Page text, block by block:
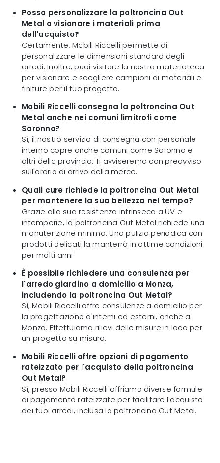
Posso personalizzare la poltroncina Out
Metal o visionare i materiali prima
dell'acquisto?
Certamente, Mobili Riccelli permette di
personalizzare le dimensioni standard degli
arredi. Inoltre, puoi visitare la nostra materioteca
per visionare e scegliere campioni di materiali e
finiture per il tuo progetto.
Mobili Riccelli consegna la poltroncina Out
Metal anche nei comuni limitrofi come
Saronno?
Sì, il nostro servizio di consegna con personale
interno copre anche comuni come Saronno e
altri della provincia. Ti avviseremo con preavviso
sull'orario di arrivo della merce.
Quali cure richiede la poltroncina Out Metal
per mantenere la sua bellezza nel tempo?
Grazie alla sua resistenza intrinseca a UV e
intemperie, la poltroncina Out Metal richiede una
manutenzione minima. Una pulizia periodica con
prodotti delicati la manterrà in ottime condizioni
per molti anni.
È possibile richiedere una consulenza per
l'arredo giardino a domicilio a Monza,
includendo la poltroncina Out Metal?
Sì, Mobili Riccelli offre consulenze a domicilio per
la progettazione d'interni ed esterni, anche a
Monza. Effettuiamo rilievi delle misure in loco per
un progetto su misura.
Mobili Riccelli offre opzioni di pagamento
rateizzato per l'acquisto della poltroncina
Out Metal?
Sì, presso Mobili Riccelli offriamo diverse formule
di pagamento rateizzate per facilitare l'acquisto
dei tuoi arredi, inclusa la poltroncina Out Metal.